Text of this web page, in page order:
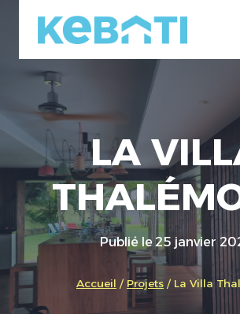
contenu
LA
Publié le 25 janvier
Accueil / Projets / La Villa